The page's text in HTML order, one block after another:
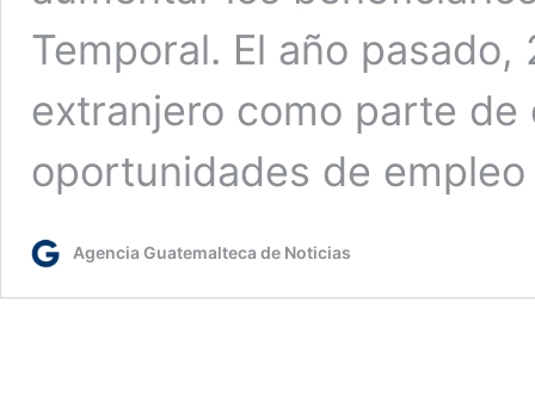
Temporal. El año
extranjero como parte
oportunidades de
Agencia Guatemalteca de Noticias